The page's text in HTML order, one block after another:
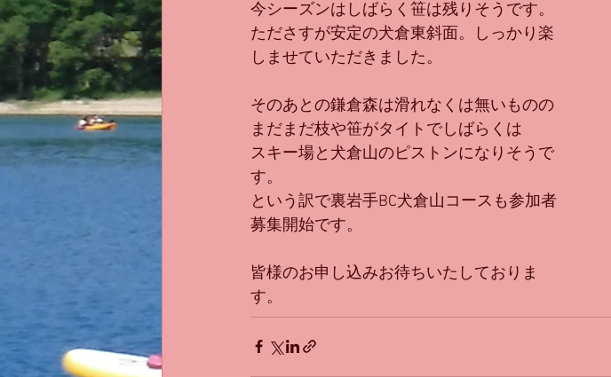
今シーズンはしばらく笹は残りそうです。
たださすが安定の犬倉東斜面。しっかり楽
しませていただきました。
そのあとの鎌倉森は滑れなくは無いものの
まだまだ枝や笹がタイトでしばらくは
スキー場と犬倉山のピストンになりそうで
す。
という訳で裏岩手BC犬倉山コースも参加者
募集開始です。
皆様のお申し込みお待ちいたしておりま
す。